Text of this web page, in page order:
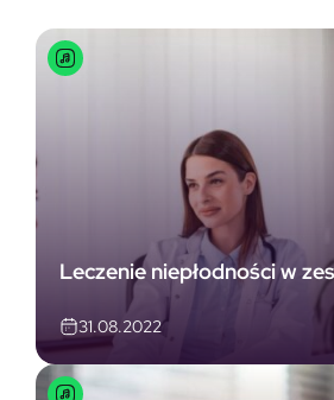
Leczenie niepłodności w
31.08.2022